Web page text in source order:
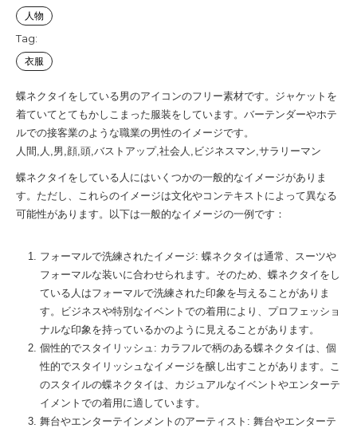
人物
Tag:
衣服
蝶ネクタイをしている男のアイコンのフリー素材です。ジャケットを
着ていてとてもかしこまった服装をしています。バーテンダーやホテ
ルでの接客業のような職業の男性のイメージです。
人間,人,男,顔,頭,バストアップ,社会人,ビジネスマン,サラリーマン
蝶ネクタイをしている人にはいくつかの一般的なイメージがありま
す。ただし、これらのイメージは文化やコンテキストによって異なる
可能性があります。以下は一般的なイメージの一例です：
フォーマルで洗練されたイメージ: 蝶ネクタイは通常、スーツや
フォーマルな装いに合わせられます。そのため、蝶ネクタイをし
ている人はフォーマルで洗練された印象を与えることがありま
す。ビジネスや特別なイベントでの着用により、プロフェッショ
ナルな印象を持っているかのように見えることがあります。
個性的でスタイリッシュ: カラフルで柄のある蝶ネクタイは、個
性的でスタイリッシュなイメージを醸し出すことがあります。こ
のスタイルの蝶ネクタイは、カジュアルなイベントやエンターテ
イメントでの着用に適しています。
舞台やエンターテインメントのアーティスト: 舞台やエンターテ